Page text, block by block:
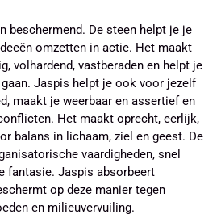
beschermend. De steen helpt je je
omzetten in actie. Het maakt
volhardend, vastberaden en helpt je
Jaspis helpt je ook voor jezelf
maakt je weerbaar en assertief en
Het maakt oprecht, eerlijk,
balans in lichaam, ziel en geest. De
vaardigheden, snel
fantasie. Jaspis absorbeert
op deze manier tegen
en milieuvervuiling.